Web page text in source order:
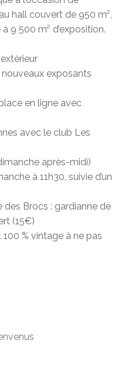
hall couvert de 950 m²,
9 500 m² d’exposition.
nouveaux exposants
en ligne avec
avec le club Les
après-midi)
à 11h30, suivie d’un
des Brocs : gardianne de
(15€)
% vintage à ne pas